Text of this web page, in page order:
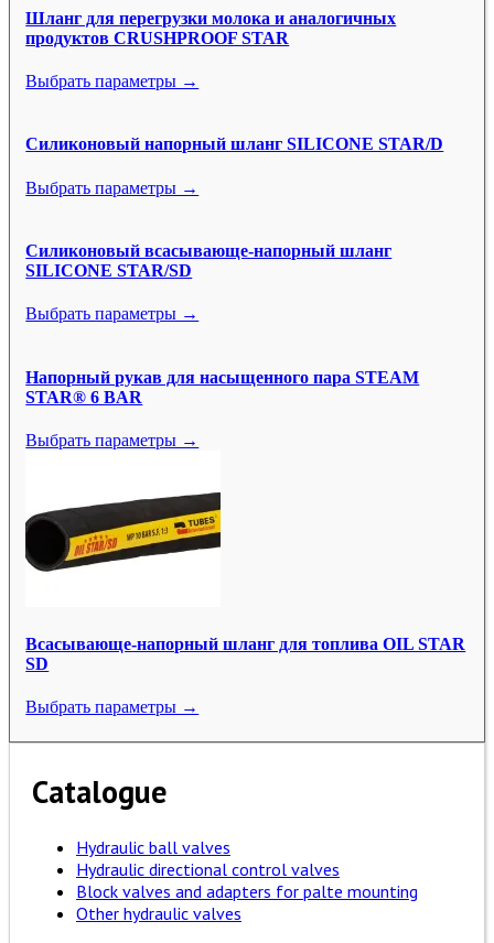
Шланг для перегрузки молока и аналогичных
продуктов CRUSHPROOF STAR
Выбрать параметры →
Силиконовый напорный шланг SILICONE STAR/D
Выбрать параметры →
Силиконовый всасывающе-напорный шланг
SILICONE STAR/SD
Выбрать параметры →
Напорный рукав для насыщенного пара STEAM
STAR® 6 BAR
Выбрать параметры →
Всасывающе-напорный шланг для топлива OIL STAR
SD
Выбрать параметры →
Catalogue
Hydraulic ball valves
Hydraulic directional control valves
Block valves and adapters for palte mounting
Other hydraulic valves